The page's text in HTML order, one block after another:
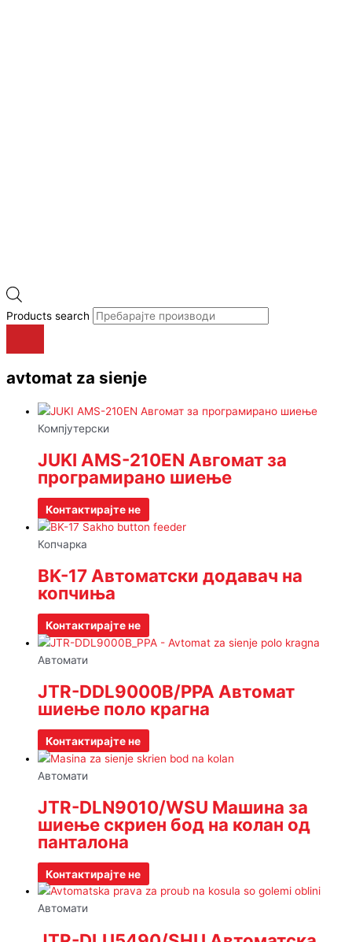
Products search
avtomat za sienje
Компјутерски
JUKI AMS-210EN Авгомат за
програмирано шиење
Контактирајте не
Копчарка
BK-17 Автоматски додавач на
копчиња
Контактирајте не
Автомати
JTR-DDL9000B/PPA Автомат
шиење поло крагна
Контактирајте не
Автомати
JTR-DLN9010/WSU Машина за
шиење скриен бод на колан од
панталона
Контактирајте не
Автомати